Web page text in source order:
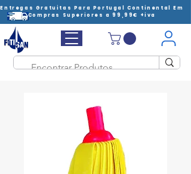
Entregas Gratuitas Para Portugal Continental Em
Compras Superiores a 99,99€ +iva